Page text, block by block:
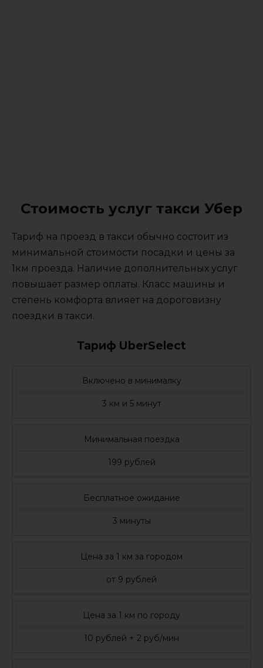
Стоимость услуг такси Убер
Тариф на проезд в такси обычно состоит из
минимальной стоимости посадки и цены за
1км проезда. Наличие дополнительных услуг
повышает размер оплаты. Класс машины и
степень комфорта влияет на дороговизну
поездки в такси.
Тариф UberSelect
Включено в минималку
3 км и 5 минут
Минимальная поездка
199 рублей
Бесплатное ожидание
3 минуты
Цена за 1 км за городом
от 9 рублей
Цена за 1 км по городу
10 рублей + 2 руб/мин